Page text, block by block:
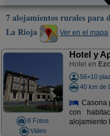
7 alojamientos rurales para
La Rioja
Ver en el mapa
8 Fotos
Video
Hotel y
Hotel en
56+10
40 km de
Casona
con
alojamiento